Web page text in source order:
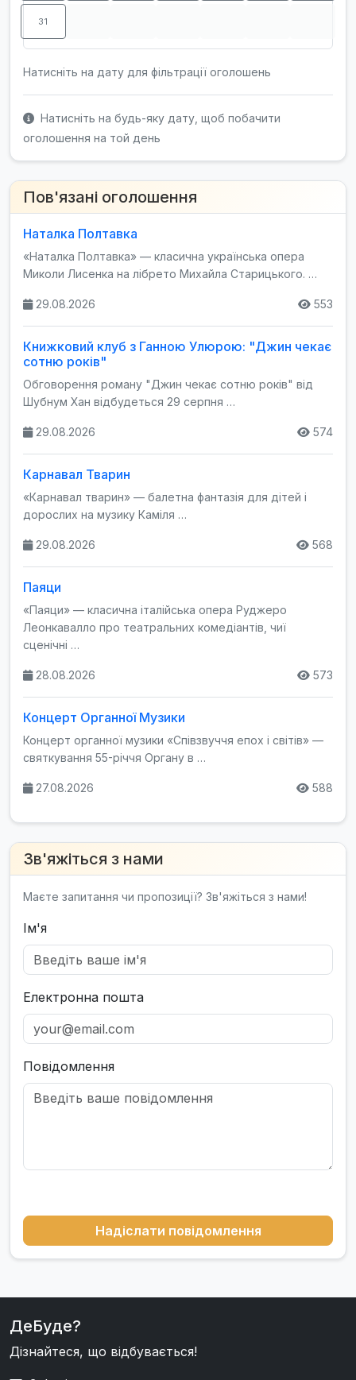
31
Натисніть на дату для фільтрації оголошень
Натисніть на будь-яку дату, щоб побачити
оголошення на той день
Пов'язані оголошення
Наталка Полтавка
«Наталка Полтавка» — класична українська опера
Миколи Лисенка на лібрето Михайла Старицького. …
29.08.2026 553
Книжковий клуб з Ганною Улюрою: "Джин чекає
сотню років"
Обговорення роману "Джин чекає сотню років" від
Шубнум Хан відбудеться 29 серпня …
29.08.2026 574
Карнавал Тварин
«Карнавал тварин» — балетна фантазія для дітей і
дорослих на музику Каміля …
29.08.2026 568
Паяци
«Паяци» — класична італійська опера Руджеро
Леонкавалло про театральних комедіантів, чиї
сценічні …
28.08.2026 573
Концерт Органної Музики
Концерт органної музики «Співзвуччя епох і світів» —
святкування 55-річчя Органу в …
27.08.2026 588
Зв'яжіться з нами
Маєте запитання чи пропозиції? Зв'яжіться з нами!
Ім'я
Електронна пошта
Повідомлення
Надіслати повідомлення
ДеБуде?
Дізнайтеся, що відбувається!